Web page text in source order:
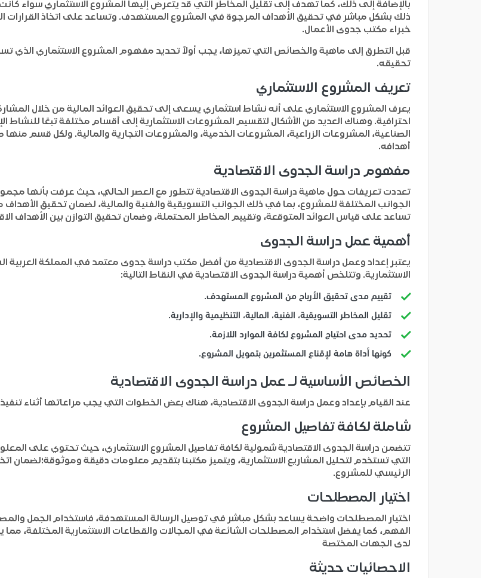
بالإضافة إلى ذلك، كما تهدف إلى تقليل المخاطر التي قد يتعرض إليها المشروع الاستثماري سواء كانت:
ذلك بشكل مباشر في تحقيق الأهداف المرجوة في المشروع المستهدف. وتساعد على اتخاذ القرارات
خبراء مكتب جدوى الأعمال.
قبل التطرق إلى ماهية والخصائص التي تميزها، يجب أولاً تحديد مفهوم المشروع الاستثماري الذي
تحقيقه.
تعريف المشروع الاستثماري
يعرف المشروع الاستثماري على أنه نشاط استثماري يسعى إلى تحقيق العوائد المالية من خلال
احترافية. وهناك العديد من الأشكال لتقسيم المشروعات الاستثمارية إلى أقسام مختلفة تبعًا للنشاط
الصناعية، المشروعات الزراعية، المشروعات الخدمية، والمشروعات التجارية والمالية. ولكل قسم
أهدافه.
مفهوم دراسة الجدوى الاقتصادية
تعددت تعريفات حول ماهية دراسة الجدوى الاقتصادية تتطور مع العصر الحالي، حيث عرفت بأنها
الجوانب المختلفة للمشروع، بما في ذلك الجوانب التسويقية والفنية والمالية، لضمان تحقيق
تساعد على قياس العوائد المتوقعة، وتقييم المخاطر المحتملة، وضمان تحقيق التوازن بين الأهداف
أهمية عمل دراسة الجدوى
يعتبر إعداد وعمل دراسة الجدوى الاقتصادية من أفضل مكتب دراسة جدوى معتمد في المملكة العربية
الاستثمارية. وتتلخص أهمية دراسة الجدوى الاقتصادية في النقاط التالية:
تقييم مدى تحقيق الأرباح من المشروع المستهدف.
تقليل المخاطر التسويقية، الفنية، المالية، التنظيمية والإدارية.
تحديد مدى احتياج المشروع لكافة الموارد اللازمة.
كونها أداة هامة لإقناع المستثمرين بتمويل المشروع.
الخصائص الأساسية لـ عمل دراسة الجدوى الاقتصادية
عند القيام بإعداد وعمل دراسة الجدوى الاقتصادية، هناك بعض الخطوات التي يجب مراعاتها أثناء
شاملة لكافة تفاصيل المشروع
تتضمن دراسة الجدوى الاقتصادية شمولية لكافة تفاصيل المشروع الاستثماري، حيث تحتوي على المعلومات
التي تستخدم لتحليل المشاريع الاستثمارية، ويتميز مكتبنا بتقديم معلومات دقيقة وموثوقة؛لضمان
الرئيسي للمشروع.
اختيار المصطلحات
اختيار المصطلحات واضحة يساعد بشكل مباشر في توصيل الرسالة المستهدفة، فاستخدام الجمل
الفهم، كما يفضل استخدام المصطلحات الشائعة في المجالات والقطاعات الاستثمارية المختلفة، مما
لدى الجهات المختصة
الاحصائيات حديثة